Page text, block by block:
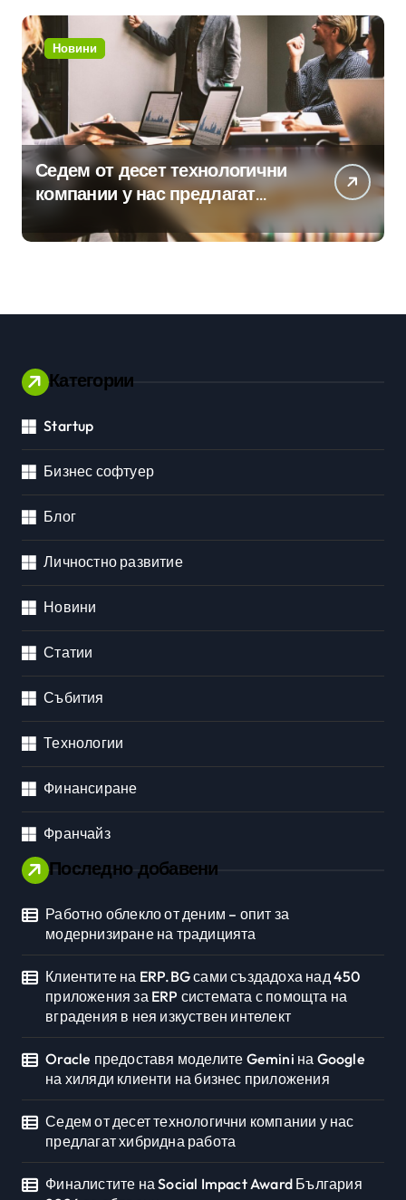
Новини
Седем от десет технологични
компании у нас предлагат
хибридна работа
Категории
Startup
Бизнес софтуер
Блог
Личностно развитие
Новини
Статии
Събития
Технологии
Финансиране
Франчайз
Последно добавени
Работно облекло от деним – опит за
модернизиране на традицията
Клиентите на ERP.BG сами създадоха над 450
приложения за ERP системата с помощта на
вградения в нея изкуствен интелект
Oracle предоставя моделите Gemini на Google
на хиляди клиенти на бизнес приложения
Седем от десет технологични компании у нас
предлагат хибридна работа
Финалистите на Social Impact Award България